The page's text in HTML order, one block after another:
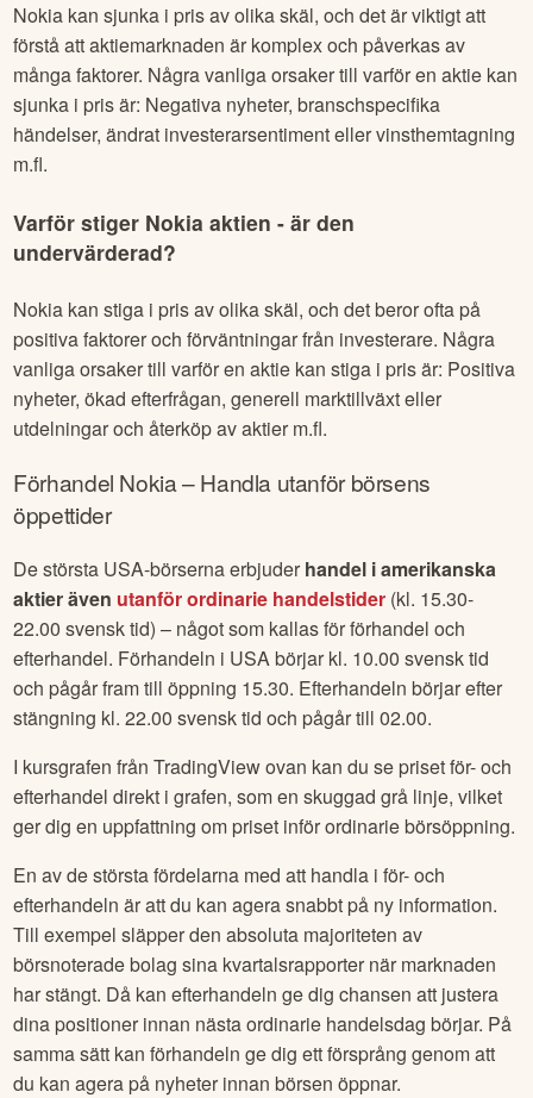
Nokia kan sjunka i pris av olika skäl, och det är viktigt att
förstå att aktiemarknaden är komplex och påverkas av
många faktorer. Några vanliga orsaker till varför en aktie kan
sjunka i pris är: Negativa nyheter, branschspecifika
händelser, ändrat investerarsentiment eller vinsthemtagning
m.fl.
Varför stiger Nokia aktien - är den
undervärderad?
Nokia kan stiga i pris av olika skäl, och det beror ofta på
positiva faktorer och förväntningar från investerare. Några
vanliga orsaker till varför en aktie kan stiga i pris är: Positiva
nyheter, ökad efterfrågan, generell marktillväxt eller
utdelningar och återköp av aktier m.fl.
Förhandel Nokia– Handla utanför börsens
öppettider
De största USA-börserna erbjuder handel i amerikanska
aktier även utanför ordinarie handelstider (kl. 15.30-
22.00 svensk tid) – något som kallas för förhandel och
efterhandel. Förhandeln i USA börjar kl. 10.00 svensk tid
och pågår fram till öppning 15.30. Efterhandeln börjar efter
stängning kl. 22.00 svensk tid och pågår till 02.00.
I kursgrafen från TradingView ovan kan du se priset för- och
efterhandel direkt i grafen, som en skuggad grå linje, vilket
ger dig en uppfattning om priset inför ordinarie börsöppning.
En av de största fördelarna med att handla i för- och
efterhandeln är att du kan agera snabbt på ny information.
Till exempel släpper den absoluta majoriteten av
börsnoterade bolag sina kvartalsrapporter när marknaden
har stängt. Då kan efterhandeln ge dig chansen att justera
dina positioner innan nästa ordinarie handelsdag börjar. På
samma sätt kan förhandeln ge dig ett försprång genom att
du kan agera på nyheter innan börsen öppnar.